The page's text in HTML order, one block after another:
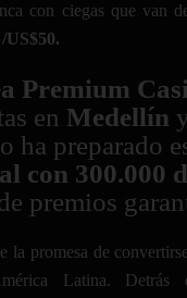
con ciegas que van
US$50.
Premium
en Medellín
ha preparado
con 300.000
premios
la promesa de
Latina. Detrás